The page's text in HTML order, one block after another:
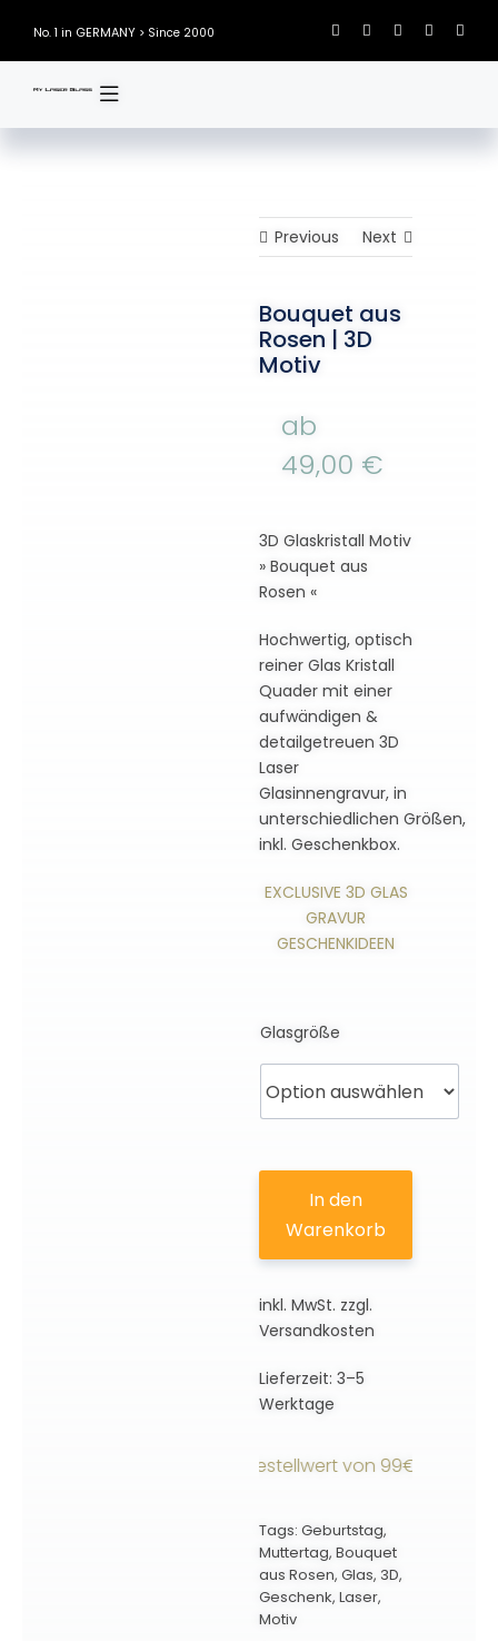
content
No. 1 in GERMANY > Since 2000
Previous Next
Bouquet aus
Rosen | 3D
Motiv
ab
49,00 €
3D Glaskristall Motiv
» Bouquet aus
Rosen «
Hochwertig, optisch
reiner Glas Kristall
Quader mit einer
aufwändigen &
detailgetreuen 3D
Laser
Glasinnengravur, in
unterschiedlichen Größen,
inkl. Geschenkbox.
EXCLUSIVE 3D GLAS
GRAVUR
GESCHENKIDEEN
Glasgröße
In den
Warenkorb
inkl. MwSt. zzgl.
Versandkosten
Lieferzeit: 3–5
Werktage
ab einem Bestellwert von 99€ innerhalb
Tags: Geburtstag,
Muttertag, Bouquet
aus Rosen, Glas, 3D,
Geschenk, Laser,
Motiv